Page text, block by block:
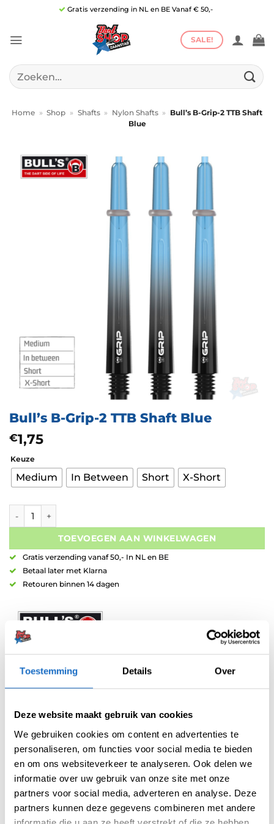
Toestemming Details Over
Deze website maakt gebruik van cookies
We gebruiken cookies om content en advertenties te
personaliseren, om functies voor social media te bieden
en om ons websiteverkeer te analyseren. Ook delen we
informatie over uw gebruik van onze site met onze
partners voor social media, adverteren en analyse. Deze
partners kunnen deze gegevens combineren met andere
inhoud
Gratis verzending in NL en BE Vanaf € 50,-
SALE!
Zoeken
naar:
Home » Shop » Shafts » Nylon Shafts »
Bull’s B-Grip-2 TTB Shaft
Blue
Bull’s B-Grip-2 TTB Shaft Blue
€1,75
Keuze
Medium In Between Short X-Short
Bull’s B-Grip-2 TTB Shaft Blue aantal
TOEVOEGEN AAN WINKELWAGEN
Gratis verzending vanaf 50,- In NL en BE
Betaal later met Klarna
Retouren binnen 14 dagen
Artikelnummer:variation-4151